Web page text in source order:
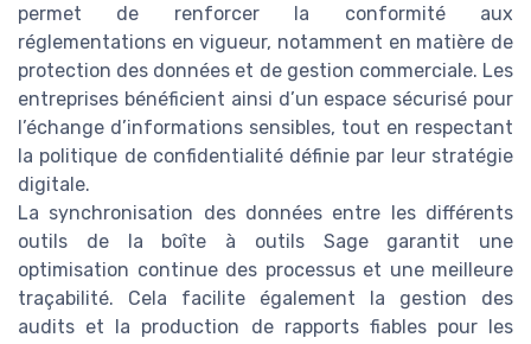
permet de renforcer la conformité aux
réglementations en vigueur, notamment en matière de
protection des données et de gestion commerciale. Les
entreprises bénéficient ainsi d’un espace sécurisé pour
l’échange d’informations sensibles, tout en respectant
la politique de confidentialité définie par leur stratégie
digitale.
La synchronisation des données entre les différents
outils de la boîte à outils Sage garantit une
optimisation continue des processus et une meilleure
traçabilité. Cela facilite également la gestion des
audits et la production de rapports fiables pour les